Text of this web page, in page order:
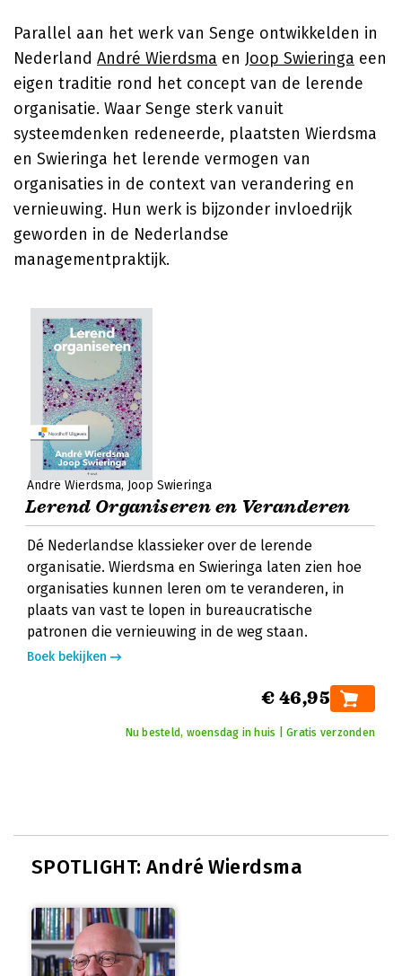
Parallel aan het werk van Senge ontwikkelden in
Nederland André Wierdsma en Joop Swieringa een
eigen traditie rond het concept van de lerende
organisatie. Waar Senge sterk vanuit
systeemdenken redeneerde, plaatsten Wierdsma
en Swieringa het lerende vermogen van
organisaties in de context van verandering en
vernieuwing. Hun werk is bijzonder invloedrijk
geworden in de Nederlandse
managementpraktijk.
André Wierdsma Joop Swieringa
Lerend Organiseren en Veranderen
Dé Nederlandse klassieker over de lerende
organisatie. Wierdsma en Swieringa laten zien hoe
organisaties kunnen leren om te veranderen, in
plaats van vast te lopen in bureaucratische
patronen die vernieuwing in de weg staan.
Boek bekijken
€ 46,95
Nu besteld, woensdag in huis | Gratis verzonden
SPOTLIGHT: André Wierdsma